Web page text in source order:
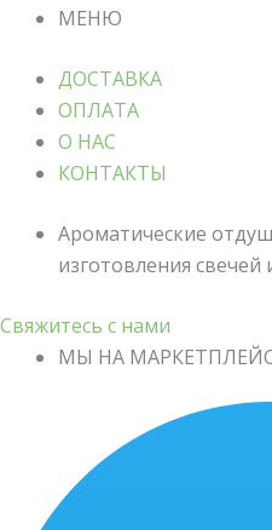
МЕНЮ
ДОСТАВКА
ОПЛАТА
О НАС
КОНТАКТЫ
Ароматические
изготовления
Свяжитесь с нами
МЫ НА